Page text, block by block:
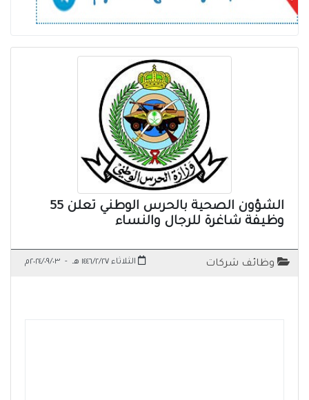
الشؤون الصحية بالحرس الوطني تعلن 55
وظيفة شاغرة للرجال والنساء
وظائف شركات الثلاثاء ١٤٤٦/٢/٢٧ هـ - ٢٠٢٤/٠٩/٠٣م